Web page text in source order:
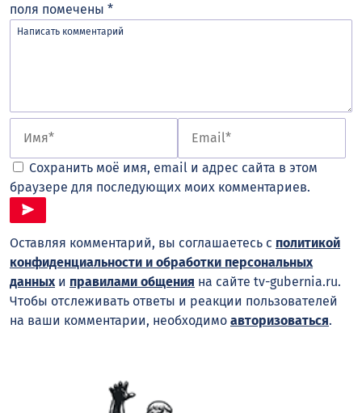
поля помечены *
Сохранить моё имя, email и адрес сайта в этом
браузере для последующих моих комментариев.
Оставляя комментарий, вы соглашаетесь с политикой
конфиденциальности и обработки персональных
данных и правилами общения на сайте tv-gubernia.ru.
Чтобы отслеживать ответы и реакции пользователей
на ваши комментарии, необходимо авторизоваться.